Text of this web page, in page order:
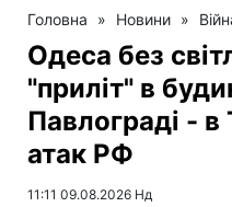
Головна » Новини »
Одеса без
"приліт" в
Павлограді - в
атак РФ
11:11 09.08.2026 Нд